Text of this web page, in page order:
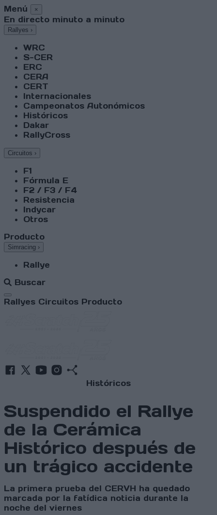
Menú ×
En directo minuto a minuto
Rallyes ›
WRC
S-CER
ERC
CERA
CERT
Internacionales
Campeonatos Autonómicos
Históricos
Dakar
RallyCross
Circuitos ›
F1
Fórmula E
F2 / F3 / F4
Resistencia
Indycar
Otros
Producto
Simracing ›
Rallye
Buscar
Abrir menú
Rallyes Circuitos Producto
Históricos
Suspendido el Rallye
de la Cerámica
Histórico después de
un trágico accidente
La primera prueba del CERVH ha quedado
marcada por la fatídica noticia durante la
noche del viernes